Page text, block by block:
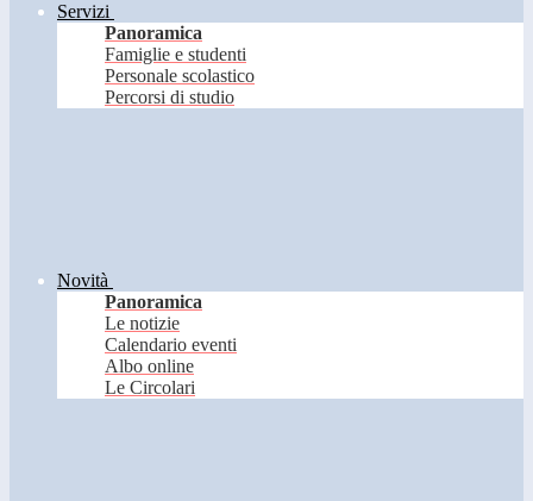
Servizi
Panoramica
Famiglie e studenti
Personale scolastico
Percorsi di studio
Novità
Panoramica
Le notizie
Calendario eventi
Albo online
Le Circolari